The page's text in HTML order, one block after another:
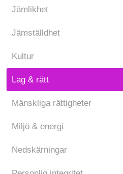
Jämlikhet
Jämställdhet
Kultur
Lag & rätt
Mänskliga rättigheter
Miljö & energi
Nedskärningar